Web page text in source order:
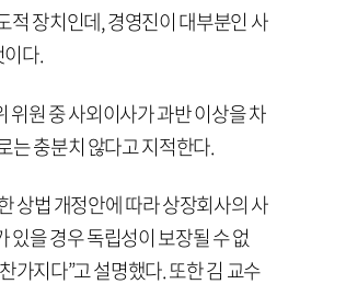
적 장치인데, 경영진이 대부분인 사
다.
위원 중 사외이사가 과반 이상을 차
는 충분치 않다고 지적한다.
상법 개정안에 따라 상장회사의 사
있을 경우 독립성이 보장될 수 없
가지다”고 설명했다. 또한 김 교수